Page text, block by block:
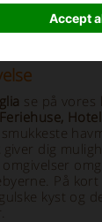
Accept
se på vores
giver dig
På kort
kyst og